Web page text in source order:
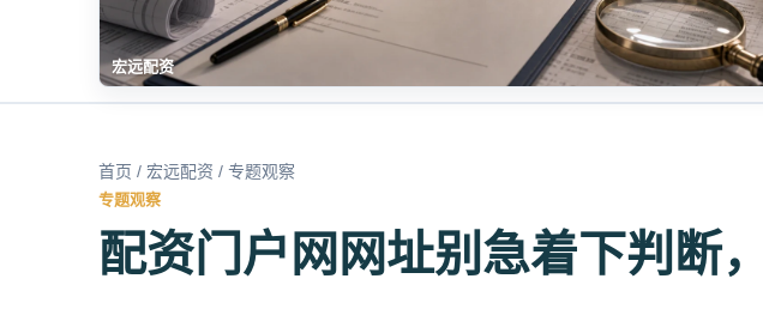
宏远配资
首页 / 宏远配资 / 专题观察
专题观察
配资门户网网址别急着下判断